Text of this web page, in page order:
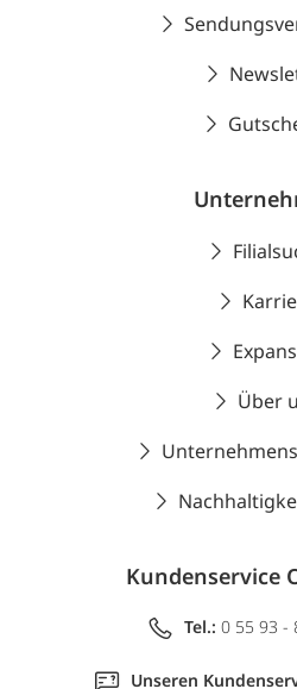
Über
Kundenservice
Tel.: 0 55 93 -
Unseren